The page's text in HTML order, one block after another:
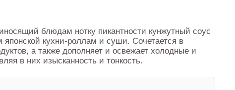
блюдам нотку пикантности кунжутный соус
кухни-роллам и суши. Сочетается в
а также дополняет и освежает холодные и
в них изысканность и тонкость.